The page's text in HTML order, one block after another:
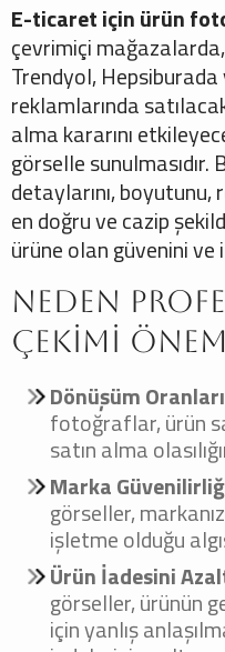
E-ticaret için ürün
çevrimiçi
Trendyol,
reklamlarında
alma kararını
görselle sunulmasıdır.
detaylarını, boyutunu,
en doğru ve cazip
ürüne olan güvenini ve
Neden
Çekimi
Dönüşüm
fotoğraflar, ürün
satın alma
Marka
görseller,
işletme olduğu
Ürün İadesini
görseller, ürünün
için yanlış